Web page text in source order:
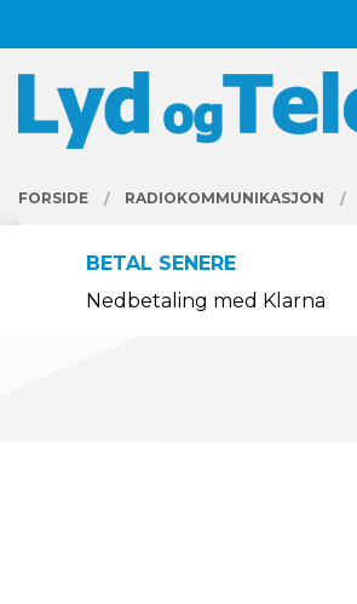
til
innholdet
PRODUKTER
FORSIDE RADIOKOMMUNIKASJON
BETAL SENERE
Nedbetaling med Klarna